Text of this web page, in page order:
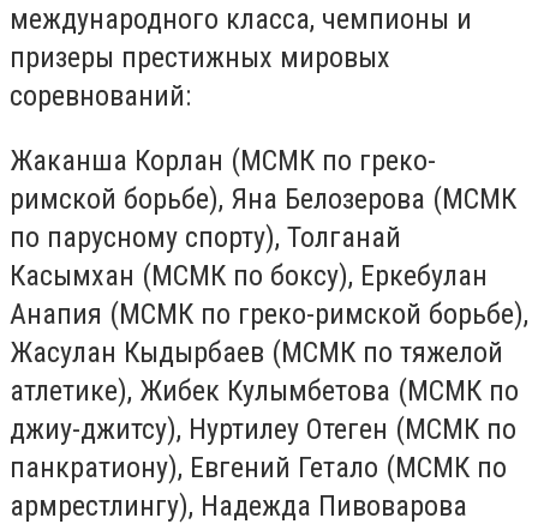
международного класса, чемпионы и
призеры престижных мировых
соревнований:
Жаканша Корлан (МСМК по греко-
римской борьбе), Яна Белозерова (МСМК
по парусному спорту), Толганай
Касымхан (МСМК по боксу), Еркебулан
Анапия (МСМК по греко-римской борьбе),
Жасулан Кыдырбаев (МСМК по тяжелой
атлетике), Жибек Кулымбетова (МСМК по
джиу-джитсу), Нуртилеу Отеген (МСМК по
панкратиону), Евгений Гетало (МСМК по
армрестлингу), Надежда Пивоварова